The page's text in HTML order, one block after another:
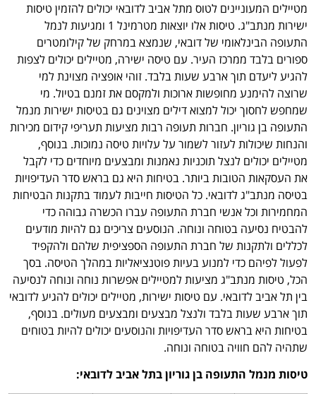
מטיילים המעוניינים לטוס מתל אביב לדובאי יכולים להזמין טיסות
ישירות מנתב"ג. טיסות אלו יוצאות מטרמינל 1 ומגיעות לנמל
התעופה הבינלאומי של דובאי, שנמצא במרחק של קילומטרים
ספורים בלבד ממרכז העיר. עם טיסה ישירה, מטיילים יכולים לצפות
להגיע ליעדם תוך ארבע שעות בלבד. זוהי אופציה מצוינת למי
שרוצה להימנע מחופשות ארוכות ולמקסם את זמנם בטיול. מי
שמחפש לחסוך יכול למצוא דילים מצוינים גם בטיסות ישירות מנמל
התעופה בן גוריון. חברות תעופה רבות מציעות תעריפי קידום מכירות
והנחות שיכולות לעזור לשמור על עלויות טיסה נמוכות. בנוסף,
מטיילים יכולים לנצל תוכניות נאמנות ומבצעים מיוחדים כדי לקבל
את העסקאות הטובות ביותר. בטיחות היא גם בראש סדר העדיפויות
בטיסה מנתב"ג לדובאי. כל הטיסות חייבות לעמוד בתקנות הבטיחות
המחמירות וכל אנשי חברת התעופה עברו הכשרה גבוהה כדי
להבטיח נסיעה בטוחה ונוחה. הנוסעים צריכים גם להיות מודעים
לכללים ולתקנות של חברת התעופה הספציפית שלהם ולהקפיד
לפעול לפיהם כדי למנוע בעיות פוטנציאליות במהלך הטיסה. בסך
הכל, טיסות מנתב"ג מציעות למטיילים אפשרות נוחה ונוחה לנסיעה
בין תל אביב לדובאי. עם טיסות ישירות, מטיילים יכולים להגיע לדובאי
תוך ארבע שעות בלבד ולנצל מבצעים ומבצעים מעולים. בנוסף,
בטיחות היא בראש סדר העדיפויות והנוסעים יכולים להיות בטוחים
שתהיה להם חוויה בטוחה ונוחה.
טיסות מנמל התעופה בן גוריון בתל אביב לדובאי: